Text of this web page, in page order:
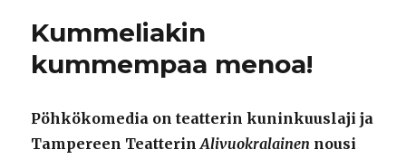
Kummeliakin
kummempaa menoa!
Pöhkökomedia on teatterin kuninkuuslaji ja
Tampereen TeatterinAlivuokralainen nousi